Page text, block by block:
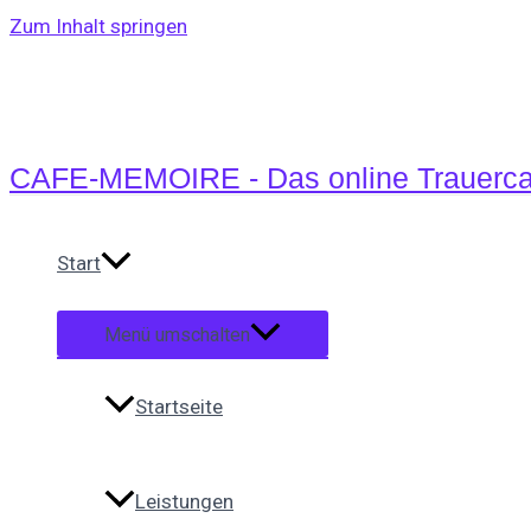
Zum Inhalt springen
CAFE-MEMOIRE - Das online
Start
Menü umschalten
Startseite
Leistungen